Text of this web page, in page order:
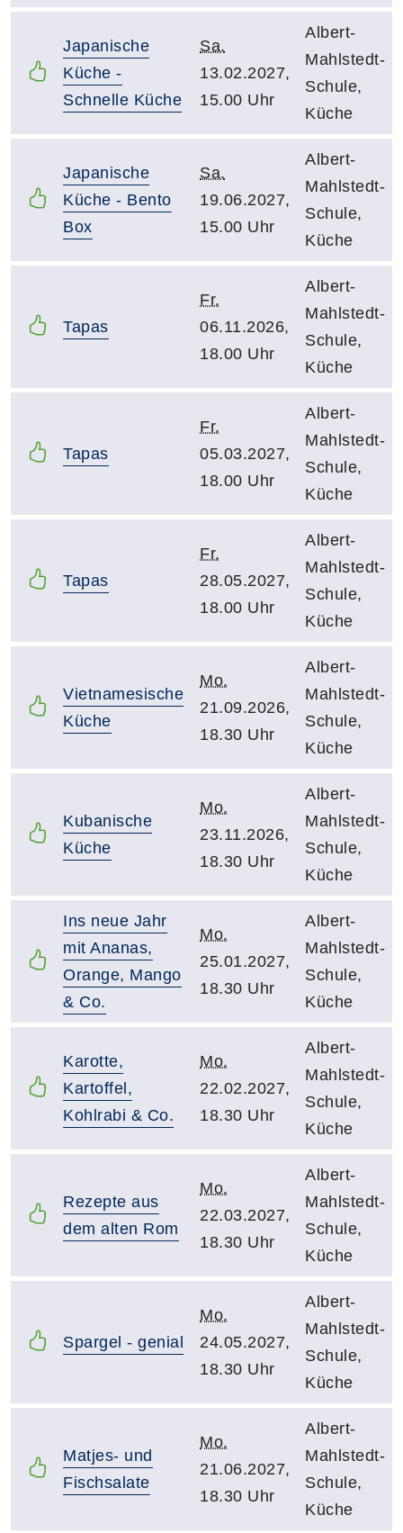
Japanische
Küche -
Schnelle Küche
Sa.
13.02.2027,
15.00 Uhr
Albert-
Mahlstedt-
Schule,
Küche
Japanische
Küche - Bento
Box
Sa.
19.06.2027,
15.00 Uhr
Albert-
Mahlstedt-
Schule,
Küche
Tapas
Fr.
06.11.2026,
18.00 Uhr
Albert-
Mahlstedt-
Schule,
Küche
Tapas
Fr.
05.03.2027,
18.00 Uhr
Albert-
Mahlstedt-
Schule,
Küche
Tapas
Fr.
28.05.2027,
18.00 Uhr
Albert-
Mahlstedt-
Schule,
Küche
Vietnamesische
Küche
Mo.
21.09.2026,
18.30 Uhr
Albert-
Mahlstedt-
Schule,
Küche
Kubanische
Küche
Mo.
23.11.2026,
18.30 Uhr
Albert-
Mahlstedt-
Schule,
Küche
Ins neue Jahr
mit Ananas,
Orange, Mango
& Co.
Mo.
25.01.2027,
18.30 Uhr
Albert-
Mahlstedt-
Schule,
Küche
Karotte,
Kartoffel,
Kohlrabi & Co.
Mo.
22.02.2027,
18.30 Uhr
Albert-
Mahlstedt-
Schule,
Küche
Rezepte aus
dem alten Rom
Mo.
22.03.2027,
18.30 Uhr
Albert-
Mahlstedt-
Schule,
Küche
Spargel - genial
Mo.
24.05.2027,
18.30 Uhr
Albert-
Mahlstedt-
Schule,
Küche
Matjes- und
Fischsalate
Mo.
21.06.2027,
18.30 Uhr
Albert-
Mahlstedt-
Schule,
Küche